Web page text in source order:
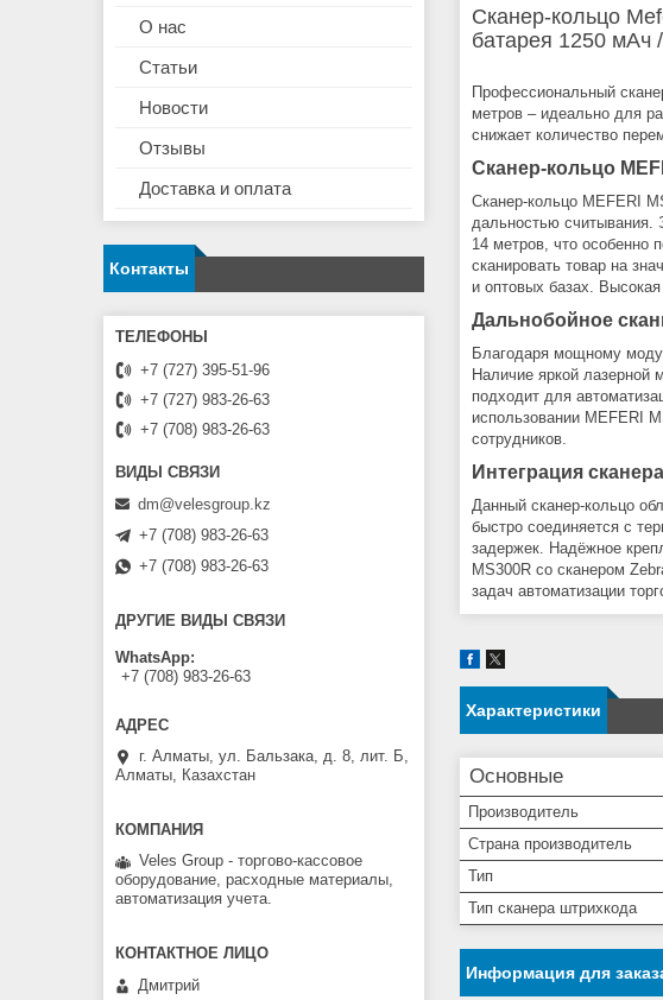
Сканер-кольцо
батарея 1250 мАч
Профессиональный
метров – идеально для
снижает количество
Сканер-кольцо
Сканер-кольцо MEFERI
дальностью считывания.
14 метров, что особенно
сканировать товар на
и оптовых базах. Высокая
Дальнобойное
Благодаря мощному
Наличие яркой лазерной
подходит для
использовании MEFERI
сотрудников.
Интеграция
Данный сканер-кольцо
быстро соединяется с
задержек. Надёжное
MS300R со сканером
задач автоматизации
Характеристики
Основные
Производитель
Страна производитель
Тип
Тип сканера штрихкода
Информация для
О нас
Статьи
Новости
Отзывы
Доставка и оплата
Контакты
+7 (727) 395-51-96
+7 (727) 983-26-63
+7 (708) 983-26-63
dm@velesgroup.kz
+7 (708) 983-26-63
+7 (708) 983-26-63
ДРУГИЕ ВИДЫ СВЯЗИ
WhatsApp
+7 (708) 983-26-63
г. Алматы, ул. Бальзака, д. 8, лит. Б,
Алматы, Казахстан
Veles Group - торгово-кассовое
оборудование, расходные материалы,
автоматизация учета.
Дмитрий